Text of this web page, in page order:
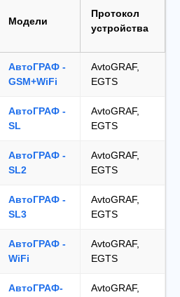
Модели
Протокол
устройства
АвтоГРАФ -
GSM+WiFi
AvtoGRAF,
EGTS
АвтоГРАФ -
SL
AvtoGRAF,
EGTS
АвтоГРАФ -
SL2
AvtoGRAF,
EGTS
АвтоГРАФ -
SL3
AvtoGRAF,
EGTS
АвтоГРАФ -
WiFi
AvtoGRAF,
EGTS
АвтоГРАФ-
AvtoGRAF,